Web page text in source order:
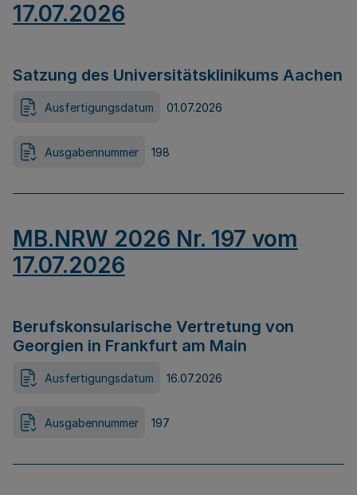
17.07.2026
Satzung des Universitätsklinikums Aachen
Ausfertigungsdatum 01.07.2026
Ausgabennummer 198
MB.NRW 2026 Nr. 197 vom
17.07.2026
Berufskonsularische Vertretung von
Georgien in Frankfurt am Main
Ausfertigungsdatum 16.07.2026
Ausgabennummer 197